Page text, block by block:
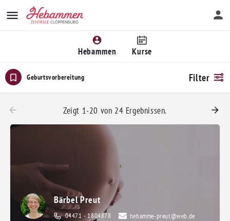
Hebammen Kurse
Geburtsvorbereitung Filter
Zeigt 1-20 von 24 Ergebnissen.
Bärbel Preut
04471 - 1804878 hebamme-preut@web.de